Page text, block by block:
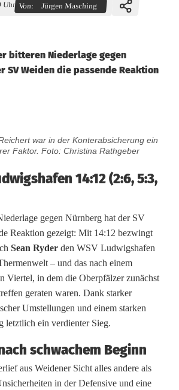
Uhr Von: Jürgen Masching
bitteren Niederlage gegen
SV Weiden die passende Reaktion
war in der Konterabsicherung ein
Faktor. Foto: Christina Rathgeber
14:12 (2:6, 5:3,
gegen Nürnberg hat der SV
Reaktion gezeigt: Mit 14:12 bezwingt
Sean Ryder den WSV Ludwigshafen
– und das nach einem
Viertel, in dem die Oberpfälzer zunächst
geraten waren. Dank starker
Umstellungen und einem starken
letztlich ein verdienter Sieg.
schwachem Beginn
aus Weidener Sicht alles andere als
in der Defensive und eine